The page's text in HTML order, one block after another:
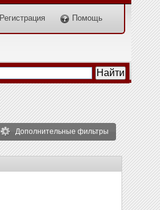
Регистрация Помощь
Дополнительные фильтры